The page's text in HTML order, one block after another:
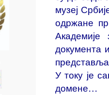
музеј
одржане
документа
У току је
домене…